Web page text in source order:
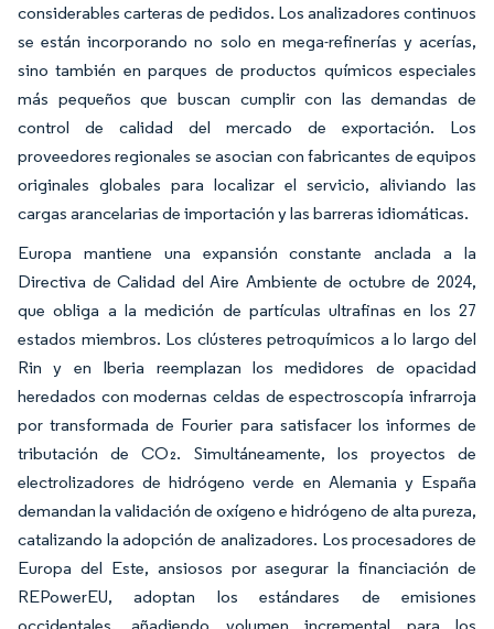
considerables carteras de pedidos. Los analizadores continuos
se están incorporando no solo en mega-refinerías y acerías,
sino también en parques de productos químicos especiales
más pequeños que buscan cumplir con las demandas de
control de calidad del mercado de exportación. Los
proveedores regionales se asocian con fabricantes de equipos
originales globales para localizar el servicio, aliviando las
cargas arancelarias de importación y las barreras idiomáticas.
Europa mantiene una expansión constante anclada a la
Directiva de Calidad del Aire Ambiente de octubre de 2024,
que obliga a la medición de partículas ultrafinas en los 27
estados miembros. Los clústeres petroquímicos a lo largo del
Rin y en Iberia reemplazan los medidores de opacidad
heredados con modernas celdas de espectroscopía infrarroja
por transformada de Fourier para satisfacer los informes de
tributación de CO₂. Simultáneamente, los proyectos de
electrolizadores de hidrógeno verde en Alemania y España
demandan la validación de oxígeno e hidrógeno de alta pureza,
catalizando la adopción de analizadores. Los procesadores de
Europa del Este, ansiosos por asegurar la financiación de
REPowerEU, adoptan los estándares de emisiones